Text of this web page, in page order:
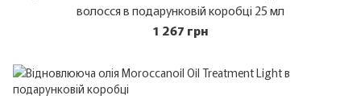
волосся в подарунковій коробці 25 мл
1 267 грн